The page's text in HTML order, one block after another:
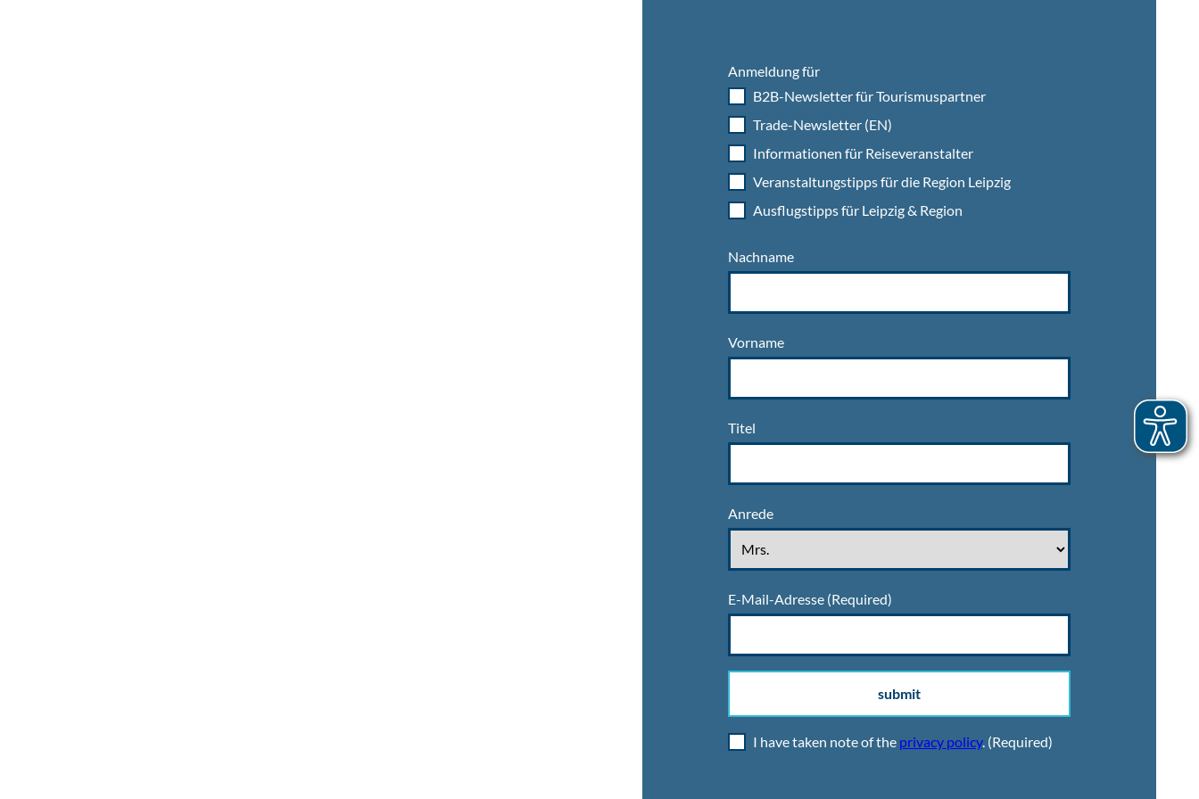
Anmeldung für
B2B-Newsletter für Tourismuspartner
Trade-Newsletter (EN)
Informationen für Reiseveranstalter
Veranstaltungstipps für die Region Leipzig
Ausflugstipps für Leipzig & Region
Nachname
Vorname
Titel
Anrede
E-Mail-Adresse (Required)
submit
I have taken note of the privacy policy. (Required)